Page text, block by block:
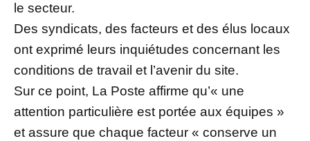
le secteur.
Des syndicats, des facteurs et des élus locaux
ont exprimé leurs inquiétudes concernant les
conditions de travail et l’avenir du site.
Sur ce point, La Poste affirme qu’« une
attention particulière est portée aux équipes »
et assure que chaque facteur « conserve un